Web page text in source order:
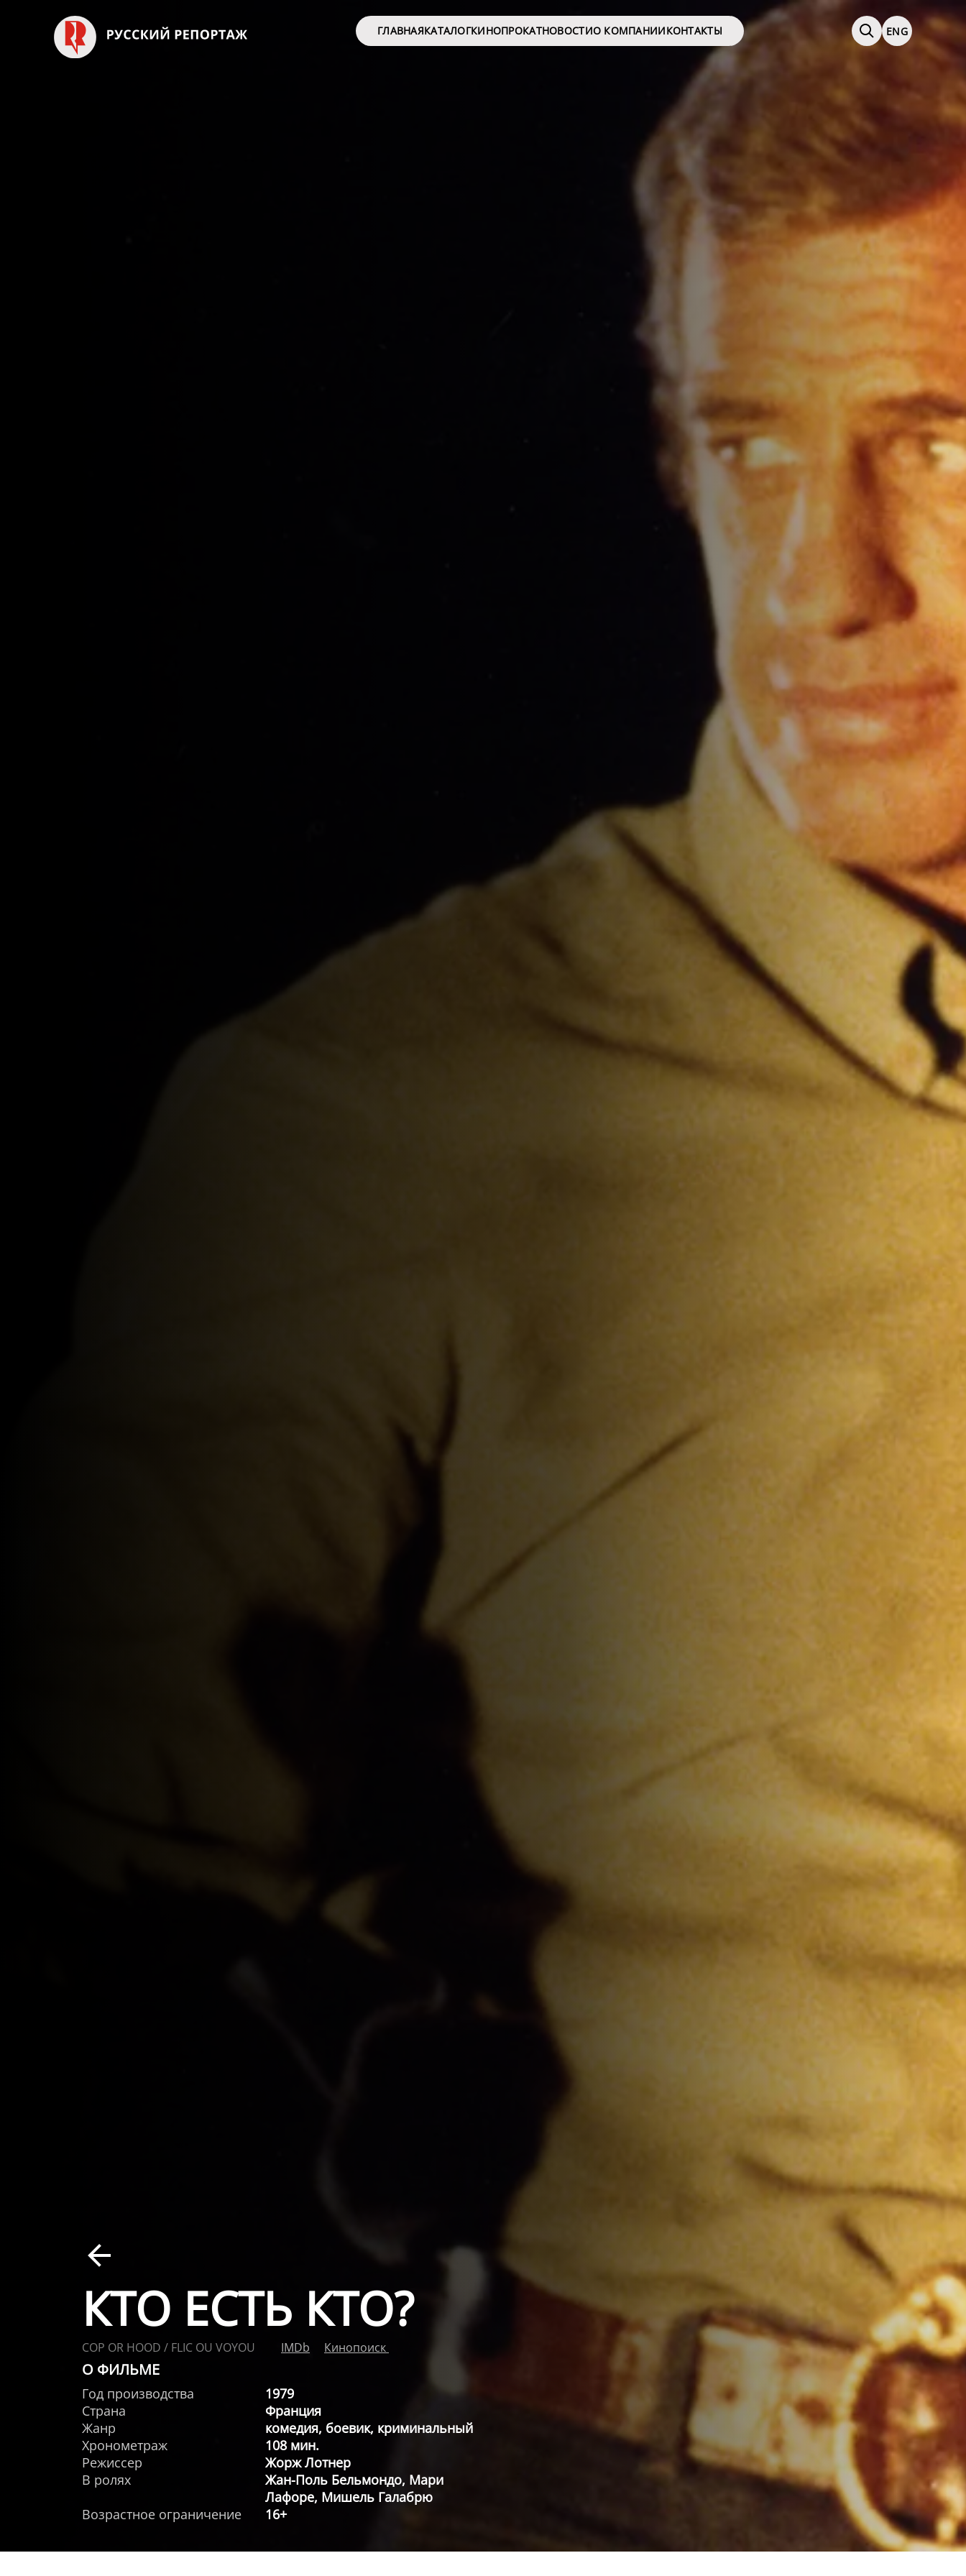
ГЛАВНАЯКАТАЛОГКИНОПРОКАТНОВОСТИО КОМПАНИИКОНТАКТЫ ENG
КТО ЕСТЬ КТО?
COP OR HOOD / FLIC OU VOYOU IMDb Кинопоиск
О ФИЛЬМЕ
Год производства
1979
Страна
Франция
Жанр
комедия, боевик, криминальный
Хронометраж
108 мин.
Режиссер
Жорж Лотнер
В ролях
Жан-Поль Бельмондо, Мари
Лафоре, Мишель Галабрю
Возрастное ограничение
16+